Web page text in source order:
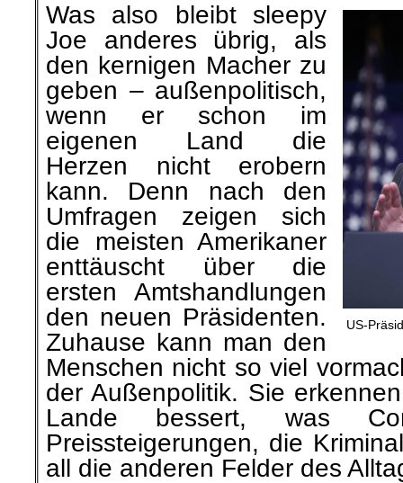
US-
Was also bleibt sleepy
Joe anderes übrig, als
den kernigen Macher zu
geben – außenpolitisch,
wenn er schon im
eigenen Land die
Herzen nicht erobern
kann. Denn nach den
Umfragen zeigen sich
die meisten Amerikaner
enttäuscht über die
ersten Amtshandlungen
den neuen Präsidenten.
Zuhause kann man den
Menschen nicht so viel
der Außenpolitik. Sie
Lande bessert, was
Preissteigerungen, die
all die anderen Felder des